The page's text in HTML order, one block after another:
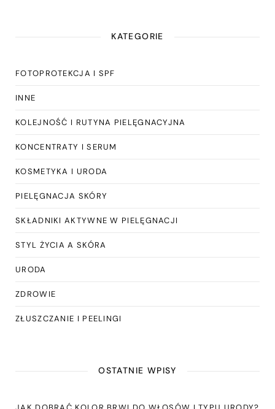
KATEGORIE
FOTOPROTEKCJA I SPF
INNE
KOLEJNOŚĆ I RUTYNA PIELĘGNACYJNA
KONCENTRATY I SERUM
KOSMETYKA I URODA
PIELĘGNACJA SKÓRY
SKŁADNIKI AKTYWNE W PIELĘGNACJI
STYL ŻYCIA A SKÓRA
URODA
ZDROWIE
ZŁUSZCZANIE I PEELINGI
OSTATNIE WPISY